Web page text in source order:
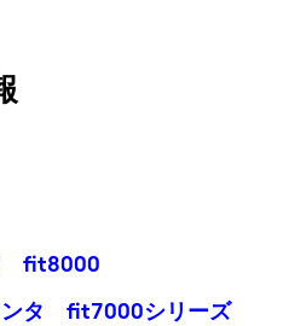
fit8000
ンタ fit7000シリーズ